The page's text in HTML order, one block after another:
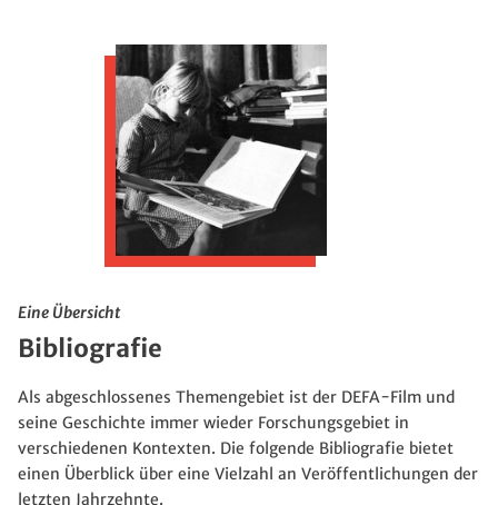
Eine Übersicht
Bibliografie
Als abgeschlossenes Themengebiet ist der DEFA-Film und
seine Geschichte immer wieder Forschungsgebiet in
verschiedenen Kontexten. Die folgende Bibliografie bietet
einen Überblick über eine Vielzahl an Veröffentlichungen der
letzten Jahrzehnte.